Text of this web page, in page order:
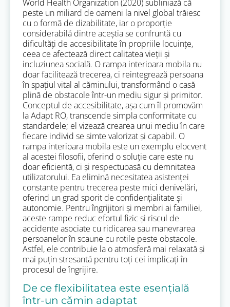
World Health Organization (2020) subliniază că
peste un miliard de oameni la nivel global trăiesc
cu o formă de dizabilitate, iar o proporție
considerabilă dintre aceștia se confruntă cu
dificultăți de accesibilitate în propriile locuințe,
ceea ce afectează direct calitatea vieții și
incluziunea socială. O rampa interioara mobila nu
doar facilitează trecerea, ci reintegrează persoana
în spațiul vital al căminului, transformând o casă
plină de obstacole într-un mediu sigur și primitor.
Conceptul de accesibilitate, așa cum îl promovăm
la Adapt RO, transcende simpla conformitate cu
standardele; el vizează crearea unui mediu în care
fiecare individ se simte valorizat și capabil. O
rampa interioara mobila este un exemplu elocvent
al acestei filosofii, oferind o soluție care este nu
doar eficientă, ci și respectuoasă cu demnitatea
utilizatorului. Ea elimină necesitatea asistenței
constante pentru trecerea peste mici denivelări,
oferind un grad sporit de confidențialitate și
autonomie. Pentru îngrijitori și membri ai familiei,
aceste rampe reduc efortul fizic și riscul de
accidente asociate cu ridicarea sau manevrarea
persoanelor în scaune cu rotile peste obstacole.
Astfel, ele contribuie la o atmosferă mai relaxată și
mai puțin stresantă pentru toți cei implicați în
procesul de îngrijire.
De ce flexibilitatea este esențială
într-un cămin adaptat